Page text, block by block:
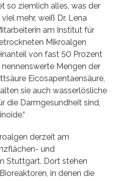
so ziemlich alles, was der
mehr, weiß Dr. Lena
am Institut für
Mikroalgen
von fast 50 Prozent
Mengen der
Eicosapentaensäure,
sie auch wasserlösliche
die Darmgesundheit sind,
derzeit am
und
Stuttgart. Dort stehen
in denen die